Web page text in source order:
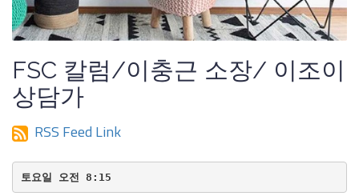
FSC 칼럼/이충근 소장/ 이조이
상담가
RSS Feed Link
토요일 오전 8:15